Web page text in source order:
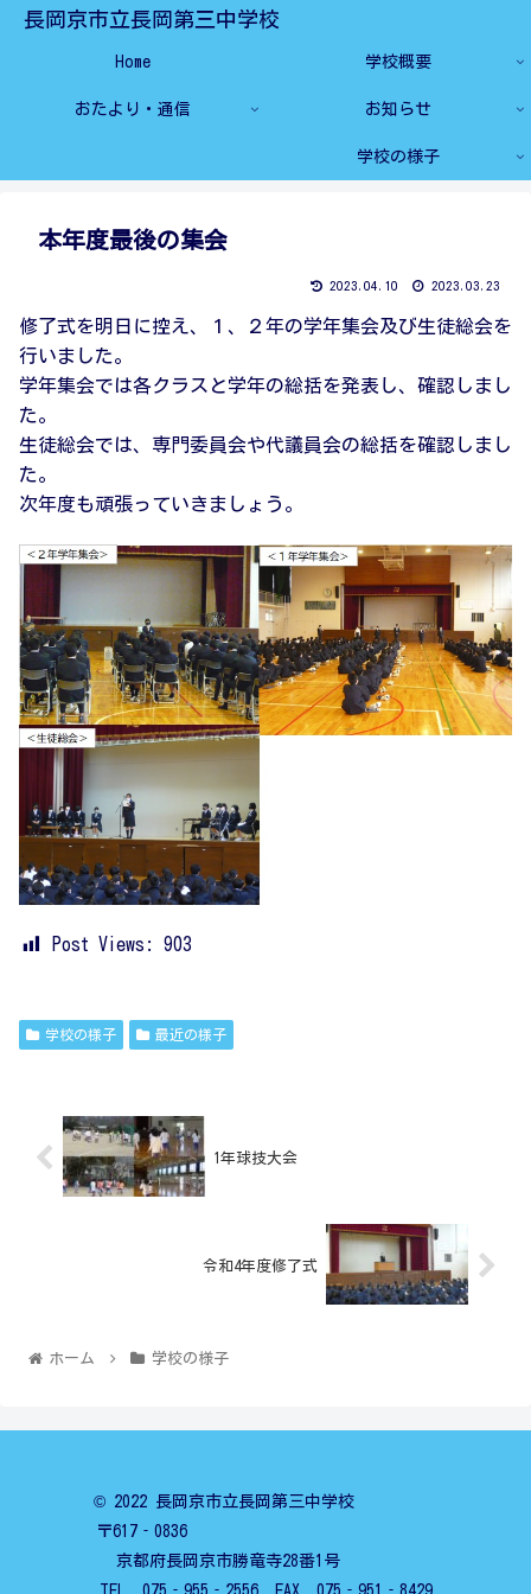
長岡京市立長岡第三中学校
Home 学校概要
おたより・通信 お知らせ
学校の様子
本年度最後の集会
2023.04.10 2023.03.23
修了式を明日に控え、１、２年の学年集会及び生徒総会を
行いました。
学年集会では各クラスと学年の総括を発表し、確認しまし
た。
生徒総会では、専門委員会や代議員会の総括を確認しまし
た。
次年度も頑張っていきましょう。
Post Views: 903
学校の様子 最近の様子
1年球技大会
令和4年度修了式
ホーム 学校の様子
© 2022 長岡京市立長岡第三中学校
〒617‐0836
京都府長岡京市勝竜寺28番1号
TEL 075‐955‐2556 FAX 075‐951‐8429